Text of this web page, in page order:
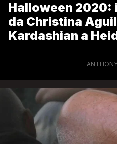
Halloween 2020:
da Christina
Kardashian a